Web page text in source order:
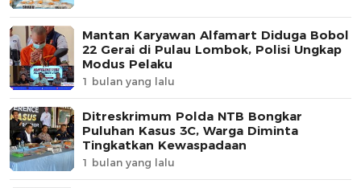
Mantan Karyawan Alfamart Diduga Bobol
22 Gerai di Pulau Lombok, Polisi Ungkap
Modus Pelaku
1 bulan yang lalu
Ditreskrimum Polda NTB Bongkar
Puluhan Kasus 3C, Warga Diminta
Tingkatkan Kewaspadaan
1 bulan yang lalu